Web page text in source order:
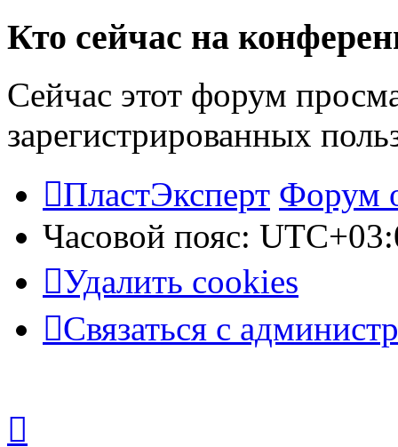
Кто сейчас на
Сейчас этот форум
зарегистрированных
ПластЭксперт Форум
Часовой пояс:
Удалить cookies
Связаться с